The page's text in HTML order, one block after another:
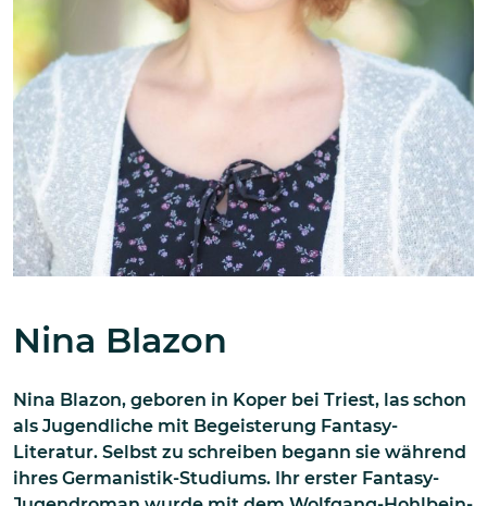
Nina Blazon
Nina Blazon, geboren in Koper bei Triest, las schon
als Jugendliche mit Begeisterung Fantasy-
Literatur. Selbst zu schreiben begann sie während
ihres Germanistik-Studiums. Ihr erster Fantasy-